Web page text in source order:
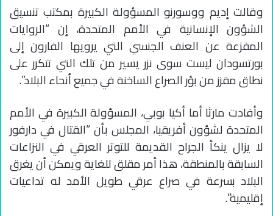
وقالت إديم ووسورنو المسؤولة الكبيرة بمكتب تنسيق
الشؤون الإنسانية في الأمم المتحدة، إن “الروايات
المفزعة عن العنف الجنسي التي يرويها الفارون إلى
بورتسودان ليست سوى نزر يسير من تلك التي تتكرر على
نطاق مقزز من بؤر الصراع الساخنة في جميع أنحاء البلاد”.
وأفادت مارثا أما أكيا بوبي، المسؤولة الكبيرة في الأمم
المتحدة لشؤون أفريقيا، المجلس بأن “القتال في دارفور
لا يزال ينكأ الجراح القديمة للتوتر العرقي في النزاعات
السابقة بالمنطقة، هذا أمر مقلق للغاية ويمكن أن يغرق
البلاد بسرعة في صراع عرقي طويل الأمد له تداعيات
إقليمية”.